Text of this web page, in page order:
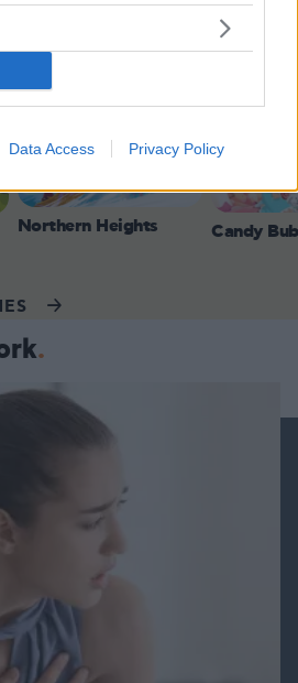
Data Access Privacy Policy
Northern Heights Candy